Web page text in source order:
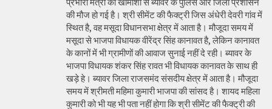
की मौज हो गई है। श्री सीमेंट की फैक्ट्री जिस अंधेरी देवरी गांव में
स्थित है, वह मसूदा विधानसभा क्षेत्र में आता है। मौजूदा समय में
मसूदा से भाजपा विधायक वीरेंद्र सिंह कानावत है, लेकिन कानावत
के कानों में भी ग्रामीणों की आवाज सुनाई नहीं दे रही। ब्यावर के
भाजपा विधायक शंकर सिंह रावत भी विधायक कानावत के साथ ही
खड़े हे। ब्यावर जिला राजसमंद संसदीय क्षेत्र में आता है। मौजूदा
समय में श्रीमती महिमा कुमारी भाजपा की सांसद है। शायद महिला
कुमारी को भी यह भी पता नहीं होगा कि श्री सीमेंट की फैक्ट्री की